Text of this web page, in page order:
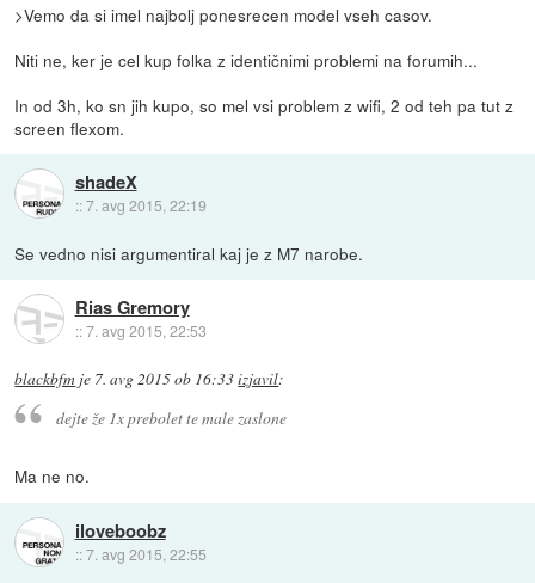
>Vemo da si imel najbolj ponesrecen model vseh casov.
Niti ne, ker je cel kup folka z identičnimi problemi na forumih...
In od 3h, ko sn jih kupo, so mel vsi problem z wifi, 2 od teh pa tut z
screen flexom.
shadeX
::7. avg 2015, 22:19
Se vedno nisi argumentiral kaj je z M7 narobe.
Rias Gremory
::7. avg 2015, 22:53
blackbfm je 7. avg 2015 ob 16:33izjavil:
dejte že 1x prebolet te male zaslone
Ma ne no.
iloveboobz
::7. avg 2015, 22:55